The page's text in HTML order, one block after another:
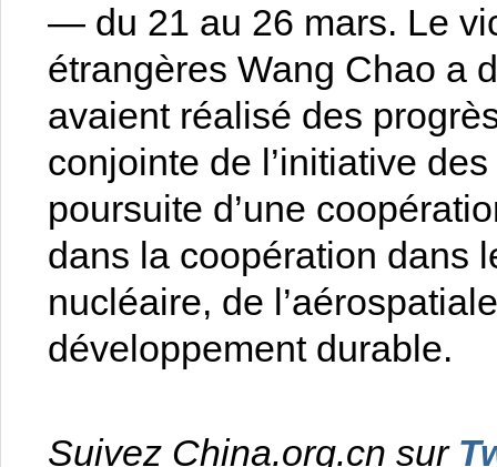
— du 21 au 26 mars. Le
étrangères Wang Chao a
avaient réalisé des
conjointe de l’initiative
poursuite d’une
dans la coopération dans
nucléaire, de
développement durable.
Suivez China.org.cn sur